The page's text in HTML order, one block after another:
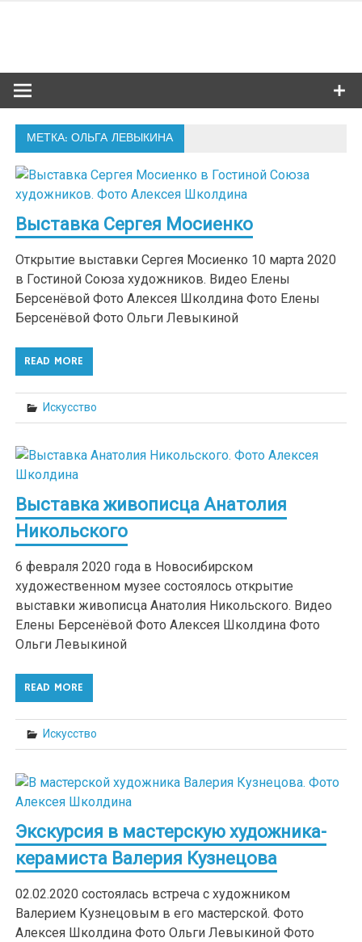
МЕТКА: ОЛЬГА ЛЕВЫКИНА
Выставка Сергея Мосиенко
Открытие выставки Сергея Мосиенко 10 марта 2020
в Гостиной Союза художников. Видео Елены
Берсенёвой Фото Алексея Школдина Фото Елены
Берсенёвой Фото Ольги Левыкиной
READ MORE
Искусство
Выставка живописца Анатолия
Никольского
6 февраля 2020 года в Новосибирском
художественном музее состоялось открытие
выставки живописца Анатолия Никольского. Видео
Елены Берсенёвой Фото Алексея Школдина Фото
Ольги Левыкиной
READ MORE
Искусство
Экскурсия в мастерскую художника-
керамиста Валерия Кузнецова
02.02.2020 состоялась встреча с художником
Валерием Кузнецовым в его мастерской. Фото
Алексея Школдина Фото Ольги Левыкиной Фото